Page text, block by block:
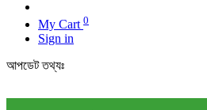
My Cart 0
Sign in
আপডেট তথ্যঃ